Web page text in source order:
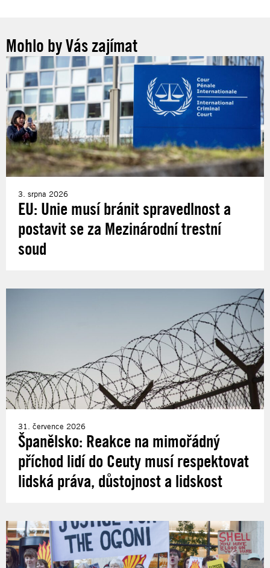
Mohlo by Vás zajímat
3. srpna 2026
EU: Unie musí bránit spravedlnost a
postavit se za Mezinárodní trestní
soud
31. července 2026
Španělsko: Reakce na mimořádný
příchod lidí do Ceuty musí respektovat
lidská práva, důstojnost a lidskost